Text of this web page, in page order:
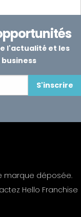
l'actualité et les
S'inscrire
marque déposée.
Hello Franchise